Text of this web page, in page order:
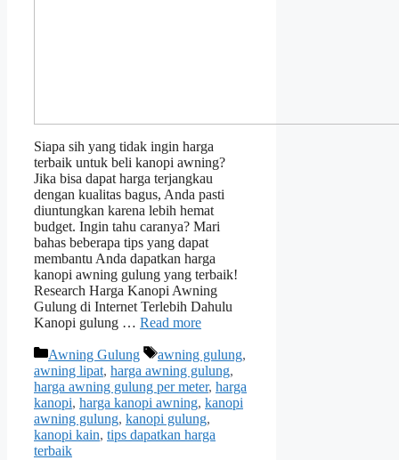
Siapa sih yang tidak ingin harga
terbaik untuk beli kanopi awning?
Jika bisa dapat harga terjangkau
dengan kualitas bagus, Anda pasti
diuntungkan karena lebih hemat
budget. Ingin tahu caranya? Mari
bahas beberapa tips yang dapat
membantu Anda dapatkan harga
kanopi awning gulung yang terbaik!
Research Harga Kanopi Awning
Gulung di Internet Terlebih Dahulu
Kanopi gulung … Read more
Categories
Awning Gulung Tags
awning gulung,
awning lipat, harga awning gulung,
harga awning gulung per meter, harga
kanopi, harga kanopi awning, kanopi
awning gulung, kanopi gulung,
kanopi kain, tips dapatkan harga
terbaik